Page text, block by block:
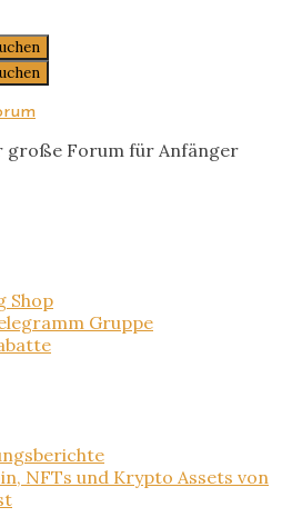
große Forum für Anfänger
Shop
Gruppe
NFTs und Krypto Assets von